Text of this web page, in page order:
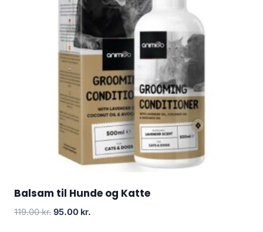
Balsam til Hunde og Katte
119.00kr. Den
95.00 kr.